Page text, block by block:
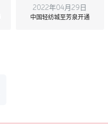
2022年04月29日
中国轻纺城至芳泉开通